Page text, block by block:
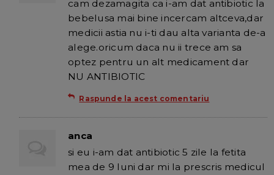
cam dezamagita ca i-am dat antibiotic la
bebelusa mai bine incercam altceva,dar
medicii astia nu i-ti dau alta varianta de-a
alege.oricum daca nu ii trece am sa
optez pentru un alt medicament dar
NU ANTIBIOTIC
Raspunde la acest comentariu
anca
si eu i-am dat antibiotic 5 zile la fetita
mea de 9 luni dar mi la prescris medicul